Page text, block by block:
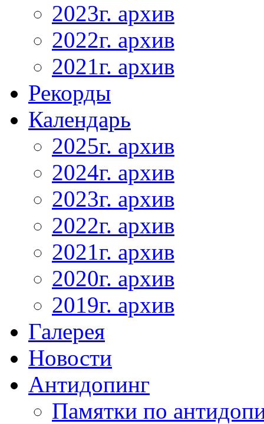
2023г. архив
2022г. архив
2021г. архив
Рекорды
Календарь
2025г. архив
2024г. архив
2023г. архив
2022г. архив
2021г. архив
2020г. архив
2019г. архив
Галерея
Новости
Антидопинг
Памятки по